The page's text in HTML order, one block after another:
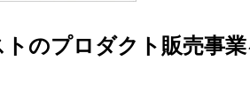
のプロダクト販売事